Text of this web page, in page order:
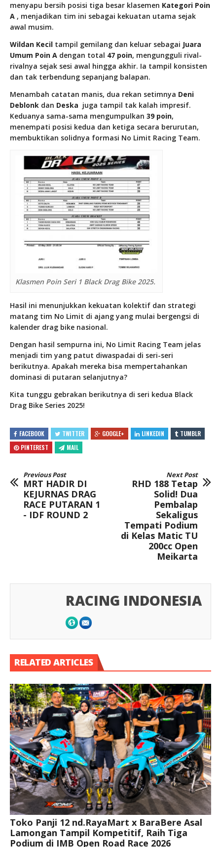
menyapu bersih posisi tiga besar klasemen Kategori Poin
A , menjadikan tim ini sebagai kekuatan utama sejak
awal musim.
Wildan Kecil tampil gemilang dan keluar sebagai Juara
Umum Poin A dengan total 47 poin, mengungguli rival-
rivalnya sejak sesi awal hingga akhir. Ia tampil konsisten
dan tak terbendung sepanjang balapan.
Menambah catatan manis, dua rekan setimnya Deni
Deblonk dan Deska juga tampil tak kalah impresif.
Keduanya sama-sama mengumpulkan 39 poin,
menempati posisi kedua dan ketiga secara berurutan,
membuktikan solidnya formasi No Limit Racing Team.
Klasmen Poin Seri 1 Black Drag Bike 2025.
Hasil ini menunjukkan kekuatan kolektif dan strategi
matang tim No Limit di ajang yang mulai bergengsi di
kalender drag bike nasional.
Dengan hasil sempurna ini, No Limit Racing Team jelas
menjadi tim yang patut diwaspadai di seri-seri
berikutnya. Apakah mereka bisa mempertahankan
dominasi di putaran selanjutnya?
Kita tunggu gebrakan berikutnya di seri kedua Black
Drag Bike Series 2025!
FACEBOOK TWITTER GOOGLE+ LINKEDIN
TUMBLR
PINTEREST
MAIL
Previous Post
MRT HADIR DI
KEJURNAS DRAG
RACE PUTARAN 1
- IDF ROUND 2
Next Post
RHD 188 Tetap
Solid! Dua
Pembalap
Sekaligus
Tempati Podium
di Kelas Matic TU
200cc Open
Meikarta
RACING INDONESIA
RELATED ARTICLES
Toko Panji 12 nd.RayaMart x BaraBere Asal
Lamongan Tampil Kompetitif, Raih Tiga
Podium di IMB Open Road Race 2026